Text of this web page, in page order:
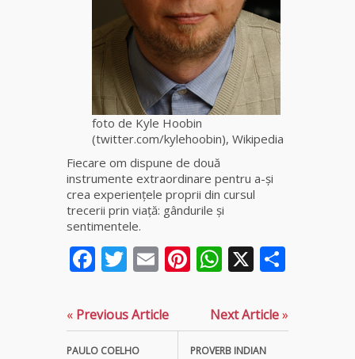
Minodora
a revenit
Ierusalim
Celebra
Rodica
Celebra
de farmece și
foto de Kyle Hoobin
(twitter.com/kylehoobin), Wikipedia
Fiecare om dispune de două
instrumente extraordinare pentru a-şi
crea experienţele proprii din cursul
trecerii prin viaţă: gândurile şi
sentimentele.
Facebook
Twitter
EmailPinterest
WhatsApp
X
« Previous Article
PAULO COELHO
Next Article»
PROVERB INDIAN